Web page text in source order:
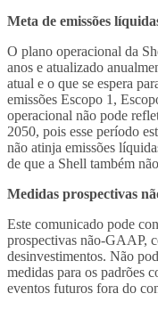
Meta de emissões
O plano operacional da
anos e atualizado
atual e o que se espera
emissões Escopo 1,
operacional não pode
2050, pois esse período
não atinja emissões
de que a Shell também
Medidas prospectivas
Este comunicado pode
prospectivas não-GAAP,
desinvestimentos. Não
medidas para os padrões
eventos futuros fora do